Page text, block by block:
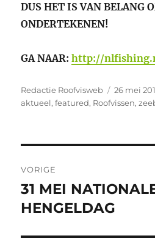
DUS HET IS VAN BELANG
ONDERTEKENEN!
GA NAAR:http://
Auteur
Redactie Roofvisweb
Geplaatst
op
26 mei
aktueel,featured, Roofvissen,
navigatie
VORIGE
Vorig
bericht:
31 MEI
HENGELDAG